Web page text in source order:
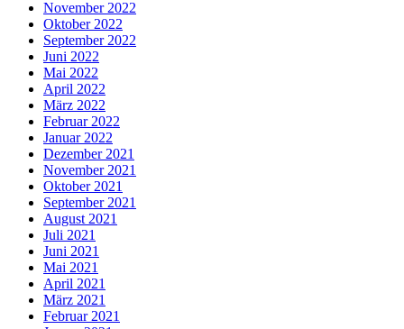
November 2022
Oktober 2022
September 2022
Juni 2022
Mai 2022
April 2022
März 2022
Februar 2022
Januar 2022
Dezember 2021
November 2021
Oktober 2021
September 2021
August 2021
Juli 2021
Juni 2021
Mai 2021
April 2021
März 2021
Februar 2021